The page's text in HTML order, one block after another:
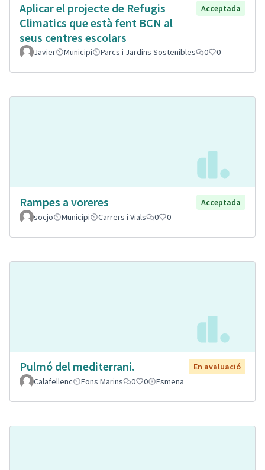
Aplicar el projecte de Refugis
Climatics que està fent BCN al
seus centres escolars
Acceptada
Javier Municipi Parcs i Jardins Sostenibles 0 0
Rampes a voreres
Acceptada
socjo
Municipi Carrers i Vials 0 0
Pulmó del mediterrani.
En avaluació
Calafellenc
Fons Marins 0 0 Esmena